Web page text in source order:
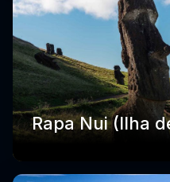
Rapa Nui (Ilha